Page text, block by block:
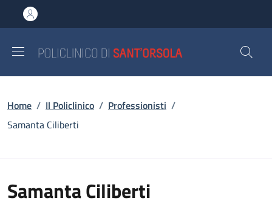
al contenuto principale
to footer content
Briciole di pane
Home / Il Policlinico / Professionisti /
Samanta Ciliberti
Samanta Ciliberti